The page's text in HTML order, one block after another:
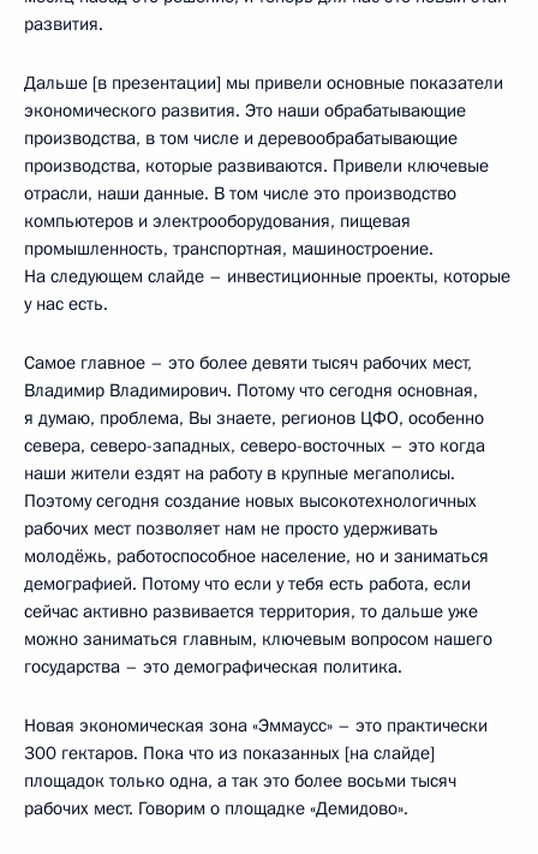
развития.
Дальше [в презентации] мы привели основные показатели
экономического развития. Это наши обрабатывающие
производства, в том числе и деревообрабатывающие
производства, которые развиваются. Привели ключевые
отрасли, наши данные. В том числе это производство
компьютеров и электрооборудования, пищевая
промышленность, транспортная, машиностроение.
На следующем слайде – инвестиционные проекты, которые
у нас есть.
Самое главное – это более девяти тысяч рабочих мест,
Владимир Владимирович. Потому что сегодня основная,
я думаю, проблема, Вы знаете, регионов ЦФО, особенно
севера, северо-западных, северо-восточных – это когда
наши жители ездят на работу в крупные мегаполисы.
Поэтому сегодня создание новых высокотехнологичных
рабочих мест позволяет нам не просто удерживать
молодёжь, работоспособное население, но и заниматься
демографией. Потому что если у тебя есть работа, если
сейчас активно развивается территория, то дальше уже
можно заниматься главным, ключевым вопросом нашего
государства – это демографическая политика.
Новая экономическая зона «Эммаусс» – это практически
300 гектаров. Пока что из показанных [на слайде]
площадок только одна, а так это более восьми тысяч
рабочих мест. Говорим о площадке «Демидово».